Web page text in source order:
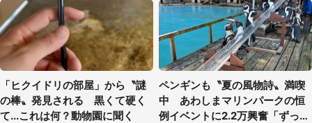
「ヒクイドリの部屋」から〝謎
の棒〟発見される 黒くて硬く
て...これは何？動物園に聞く
ペンギンも〝夏の風物詩〟満喫
中 あわしまマリンパークの恒
例イベントに2.2万興奮「ずっと